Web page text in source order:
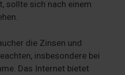
sollte sich nach einem
die Zinsen und
insbesondere bei
Das Internet bietet